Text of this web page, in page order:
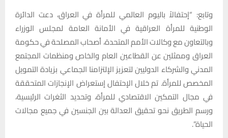
وتابع: “إحتفالاً باليوم العالمي للمرأة في العراق، دعت الدائرة
الوطنية للمرأة العراقية في الأمانة العامة لمجلس الوزراء
وبالتعاون مع وكالات الأمم المتحدة، أصحاب المصلحة في حكومة
العراق وممثلين عن القطاعين العام والخاص ومنظمات المجتمع
المدني والشركاء الدوليين لتعزيز الإلتزامنا الجماعي بزيادة التمويل
المخصص للمرأة. تم خلال الإحتفال إستعراض الإنجازات المتحققة
في مجال التمكين الاقتصادي للمرأة، وتحديد الثغرات الرئيسية،
ورسم الطريق نحو تحقيق العدالة بين الجنسين في جميع مجالات
الحياة”.